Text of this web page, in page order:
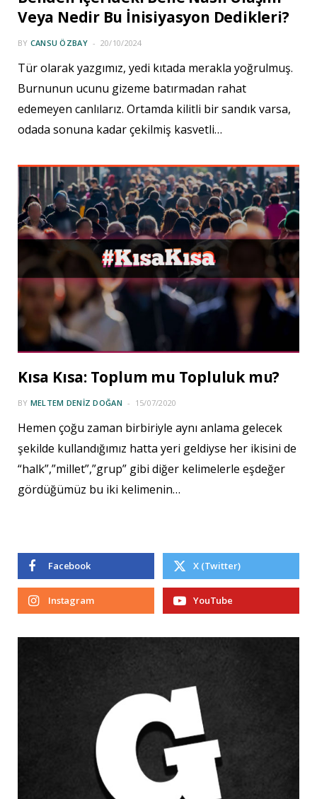
Veya Nedir Bu İnisiyasyon Dedikleri?
BY CANSU ÖZBAY 20/10/2024
Tür olarak yazgımız, yedi kıtada merakla yoğrulmuş.
Burnunun ucunu gizeme batırmadan rahat
edemeyen canlılarız. Ortamda kilitli bir sandık varsa,
odada sonuna kadar çekilmiş kasvetli…
Kısa Kısa: Toplum mu Topluluk mu?
BY MELTEM DENIZ DOĞAN 15/07/2020
Hemen çoğu zaman birbiriyle aynı anlama gelecek
şekilde kullandığımız hatta yeri geldiyse her ikisini de
“halk”,”millet”,”grup” gibi diğer kelimelerle eşdeğer
gördüğümüz bu iki kelimenin…
Facebook X (Twitter)
Instagram YouTube